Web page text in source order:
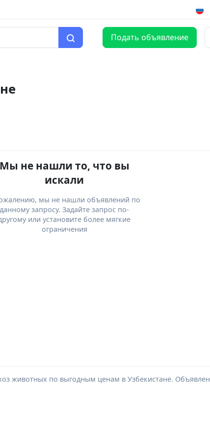
Подать объявление
Мы не нашли то, что вы
искали
мы не нашли объявлений по
данному запросу. Задайте запрос по-
или установите более мягкие
ограничения
животных по выгодным ценам в Узбекистане.